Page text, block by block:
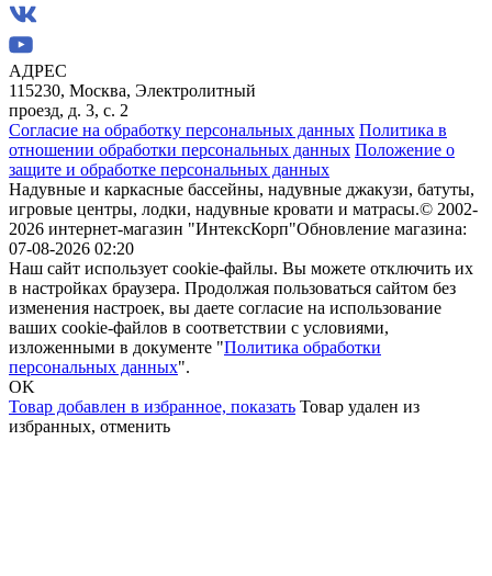
АДРЕС
115230, Москва, Электролитный
проезд, д. 3, с. 2
Согласие на обработку персональных данных Политика в
отношении обработки персональных данных Положение о
защите и обработке персональных данных
Надувные и каркасные бассейны, надувные джакузи, батуты,
игровые центры, лодки, надувные кровати и матрасы.© 2002-
2026 интернет-магазин "ИнтексКорп"Обновление магазина:
07-08-2026 02:20
Наш сайт использует cookie-файлы. Вы можете отключить их
в настройках браузера. Продолжая пользоваться сайтом без
изменения настроек, вы даете согласие на использование
ваших cookie-файлов в соответствии с условиями,
изложенными в документе "Политика обработки
персональных данных".
OK
Товар добавлен в избранное, показать Товар удален из
избранных, отменить